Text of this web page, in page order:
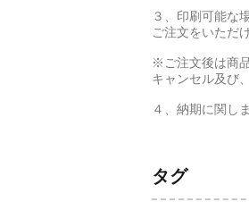
３、印刷可能な
ご注文をいただ
※ご注文後は商
キャンセル及び
４、納期に関し
タグ